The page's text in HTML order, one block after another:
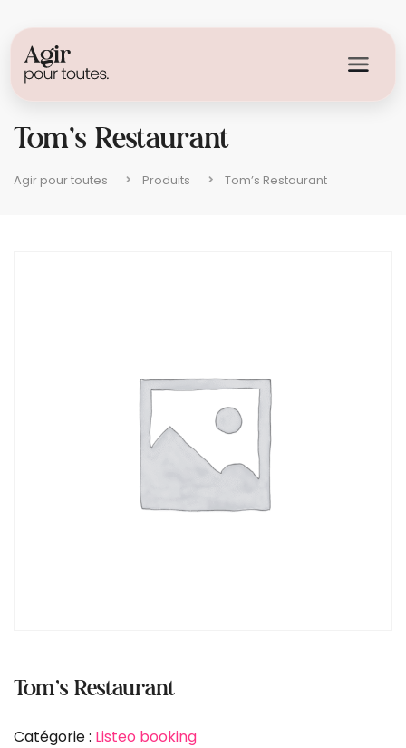
Tom’s Restaurant
Agir pour toutes Produits Tom’s Restaurant
Tom’s Restaurant
Catégorie : Listeo booking